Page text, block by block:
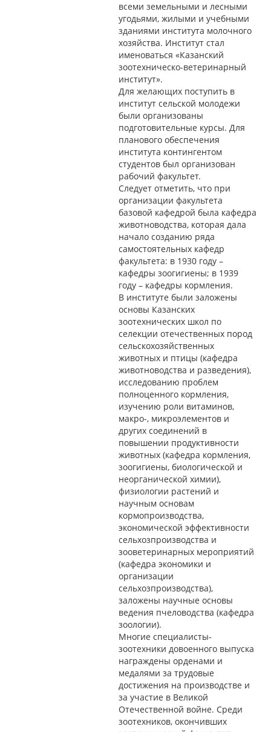
всеми земельными и лесными
угодьями, жилыми и учебными
зданиями института молочного
хозяйства. Институт стал
именоваться «Казанский
зоотехническо-ветеринарный
институт».
Для желающих поступить в
институт сельской молодежи
были организованы
подготовительные курсы. Для
планового обеспечения
института контингентом
студентов был организован
рабочий факультет.
Следует отметить, что при
организации факультета
базовой кафедрой была кафедра
животноводства, которая дала
начало созданию ряда
самостоятельных кафедр
факультета: в 1930 году –
кафедры зоогигиены; в 1939
году – кафедры кормления.
В институте были заложены
основы Казанских
зоотехнических школ по
селекции отечественных пород
сельскохозяйственных
животных и птицы (кафедра
животноводства и разведения),
исследованию проблем
полноценного кормления,
изучению роли витаминов,
макро-, микроэлементов и
других соединений в
повышении продуктивности
животных (кафедра кормления,
зоогигиены, биологической и
неорганической химии),
физиологии растений и
научным основам
кормопроизводства,
экономической эффективности
сельхозпроизводства и
зооветеринарных мероприятий
(кафедра экономики и
организации
сельхозпроизводства),
заложены научные основы
ведения пчеловодства (кафедра
зоологии).
Многие специалисты-
зоотехники довоенного выпуска
награждены орденами и
медалями за трудовые
достижения на производстве и
за участие в Великой
Отечественной войне. Среди
зоотехников, окончивших